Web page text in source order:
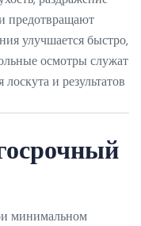
предотвращают
улучшается быстро,
осмотры служат
и результатов
минимальном